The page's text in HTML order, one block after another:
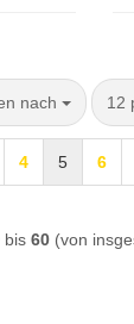
nach
nach 12
4 5 6
bis 60 (von